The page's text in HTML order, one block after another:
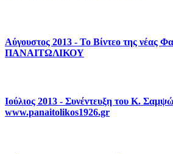
Αύγουστος 2013 - Το Βίντεο της νέας
ΠΑΝΑΙΤΩΛΙΚΟΥ
Ιούλιος 2013 - Συνέντευξη του Κ.
www.panaitolikos1926.gr